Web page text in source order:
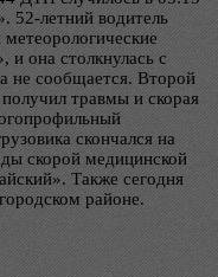
52-летний водитель
и она столкнулась с
не сообщается. Второй
травмы и скорая
скончался на
скорой медицинской
Также сегодня
районе.